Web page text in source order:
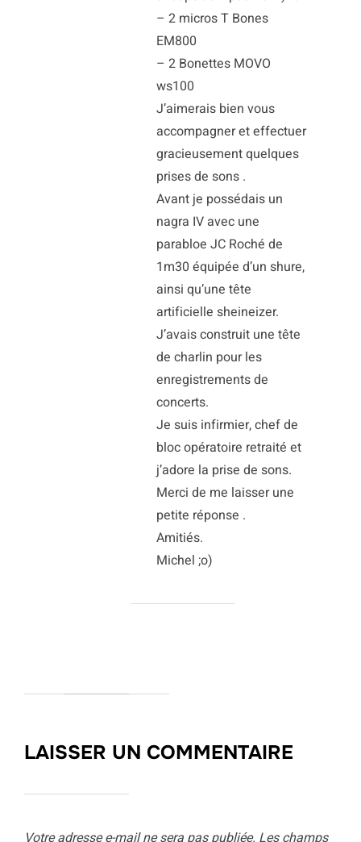
– 2 micros T Bones
EM800
– 2 Bonettes MOVO
ws100
J’aimerais bien vous
accompagner et effectuer
gracieusement quelques
prises de sons .
Avant je possédais un
nagra IV avec une
parabloe JC Roché de
1m30 équipée d’un shure,
ainsi qu’une tête
artificielle sheineizer.
J’avais construit une tête
de charlin pour les
enregistrements de
concerts.
Je suis infirmier, chef de
bloc opératoire retraité et
j’adore la prise de sons.
Merci de me laisser une
petite réponse .
Amitiés.
Michel ;o)
LAISSER UN COMMENTAIRE
Votre adresse e-mail ne sera pas publiée. Les champs